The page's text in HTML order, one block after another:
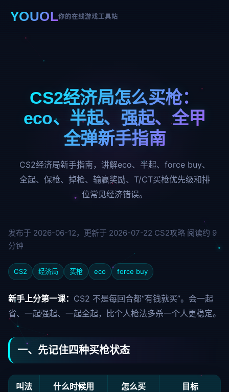
YOUOL你的在线游戏工具站
CS2经济局怎么买枪：
eco、半起、强起、全甲
全弹新手指南
CS2经济局新手指南，讲解eco、半起、force buy、
全起、保枪、掉枪、输赢奖励、T/CT买枪优先级和排
位常见经济错误。
发布于 2026-06-12，更新于 2026-07-22 CS2攻略 阅读约 9
分钟
CS2 经济局 买枪 eco force buy
新手上分第一课： CS2 不是每回合都“有钱就买”。会一起
省、一起强起、一起全起，比个人枪法多杀一个人更稳定。
一、先记住四种买枪状态
叫法 什么时候用 怎么买 目标